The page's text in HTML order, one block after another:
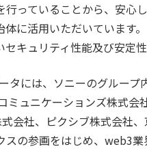
っていることから、安心
に活用いただいています
キュリティ性能及び安定性
には、ソニーのグループ
ュニケーションズ株式会
会社、ピクシブ株式会社
の参画をはじめ、web3